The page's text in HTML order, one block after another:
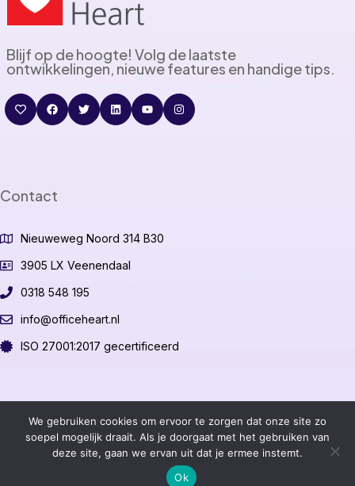
Blijf op de hoogte! Volg de laatste
ontwikkelingen, nieuwe features en handige tips.
Contact
Nieuweweg Noord 314 B30
3905 LX Veenendaal
0318 548 195
info@officeheart.nl
ISO 27001:2017 gecertificeerd
©2026 OfficeHeart B.V.
Algemene voorwaarden
We gebruiken cookies om ervoor te zorgen dat onze site zo
soepel mogelijk draait. Als je doorgaat met het gebruiken van
deze site, gaan we ervan uit dat je ermee instemt.
Ok